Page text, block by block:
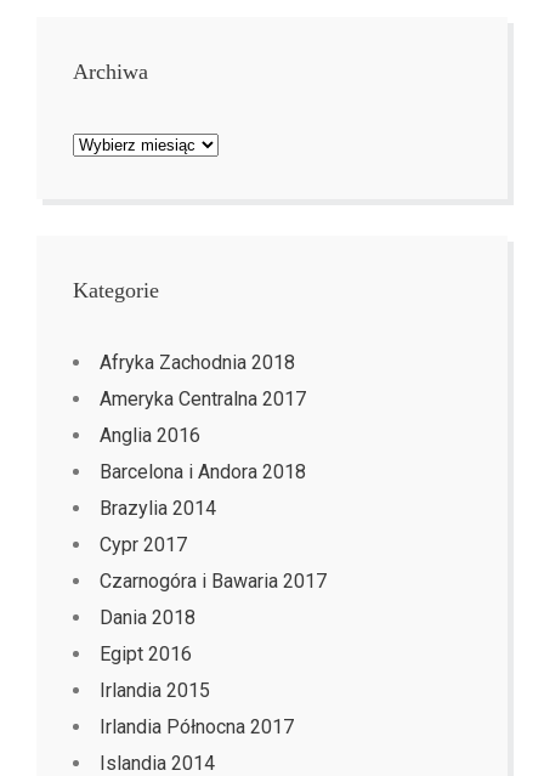
Archiwa
Archiwa
Kategorie
Afryka Zachodnia 2018
Ameryka Centralna 2017
Anglia 2016
Barcelona i Andora 2018
Brazylia 2014
Cypr 2017
Czarnogóra i Bawaria 2017
Dania 2018
Egipt 2016
Irlandia 2015
Irlandia Północna 2017
Islandia 2014